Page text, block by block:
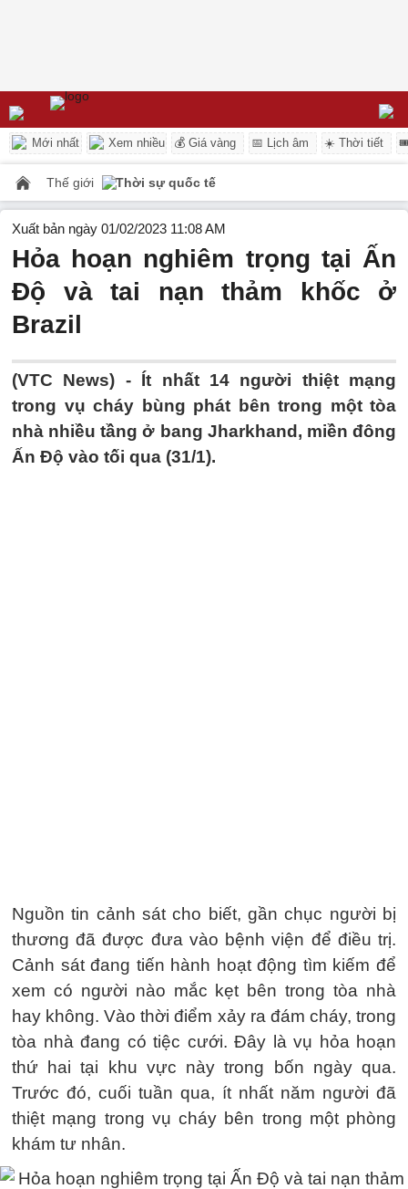
Mới nhất Xem nhiều 💰 Giá vàng 📅 Lịch âm ☀️ Thời tiết
Thế giới Thời sự quốc tế
Xuất bản ngày 01/02/2023 11:08 AM
Hỏa hoạn nghiêm trọng tại Ấn
Độ và tai nạn thảm khốc ở
Brazil
(VTC News) - Ít nhất 14 người thiệt mạng
trong vụ cháy bùng phát bên trong một tòa
nhà nhiều tầng ở bang Jharkhand, miền đông
Ấn Độ vào tối qua (31/1).
Nguồn tin cảnh sát cho biết, gần chục người bị
thương đã được đưa vào bệnh viện để điều trị.
Cảnh sát đang tiến hành hoạt động tìm kiếm để
xem có người nào mắc kẹt bên trong tòa nhà
hay không. Vào thời điểm xảy ra đám cháy, trong
tòa nhà đang có tiệc cưới. Đây là vụ hỏa hoạn
thứ hai tại khu vực này trong bốn ngày qua.
Trước đó, cuối tuần qua, ít nhất năm người đã
thiệt mạng trong vụ cháy bên trong một phòng
khám tư nhân.